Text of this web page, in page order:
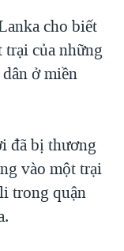
KHỨ VÀ HIỆN
CUỘC'
cho biết
trại của những
ở miền
đã bị thương
vào một trại
trong quận